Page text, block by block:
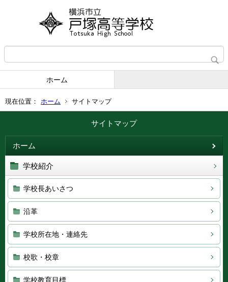
ホーム
現在位置： ホーム サイトマップ
サイトマップ
ホーム
学校紹介
学校長あいさつ
沿革
学校所在地・連絡先
校歌・校章
学校教育目標